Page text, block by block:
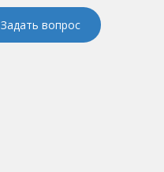
Задать вопрос